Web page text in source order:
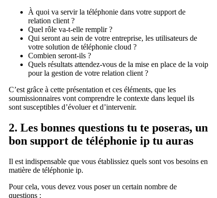
À quoi va servir la téléphonie dans votre support de
relation client ?
Quel rôle va-t-elle remplir ?
Qui seront au sein de votre entreprise, les utilisateurs de
votre solution de téléphonie cloud ?
Combien seront-ils ?
Quels résultats attendez-vous de la mise en place de la voip
pour la gestion de votre relation client ?
C’est grâce à cette présentation et ces éléments, que les
soumissionnaires vont comprendre le contexte dans lequel ils
sont susceptibles d’évoluer et d’intervenir.
2. Les bonnes questions tu te poseras, un
bon support de téléphonie ip tu auras
Il est indispensable que vous établissiez quels sont vos besoins en
matière de téléphonie ip.
Pour cela, vous devez vous poser un certain nombre de
questions :